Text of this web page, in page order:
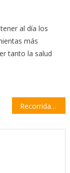
al día los
más
tanto la salud
Recorridas barriales y puntos de recepción de la Colecta Anual de Cáritas en Villa Constitución